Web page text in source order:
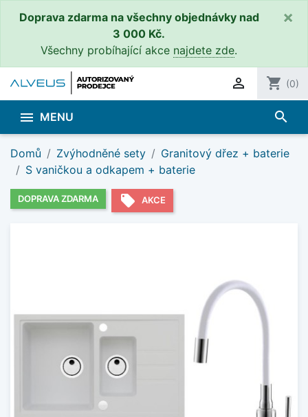
Doprava zdarma na všechny objednávky nad
3 000 Kč.
Všechny probíhající akce najdete zde.
×
 shopping_cart (0)
 MENU search
Domů Zvýhodněné sety
Granitový dřez + baterie
S vaničkou a odkapem + baterie
DOPRAVA ZDARMA local_offer AKCE